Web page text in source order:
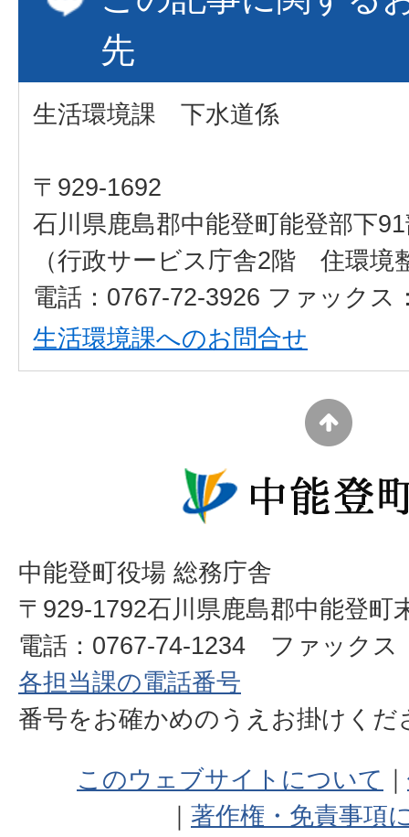
先
生活環境課 下水道係
〒929-1692
石川県鹿島郡中能登町能登部下
（行政サービス庁舎2階 住環境
電話：0767-72-3926 ファックス
生活環境課へのお問合せ
中能登町役場 総務庁舎
〒929-1792石川県鹿島郡中能登町
電話：0767-74-1234 ファックス
各担当課の電話番号
番号をお確かめのうえお掛けく
このウェブサイトについて
著作権・免責事項